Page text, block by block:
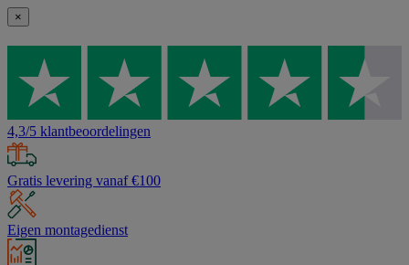
×
4,3/5 klantbeoordelingen
Gratis levering vanaf €100
Eigen montagedienst